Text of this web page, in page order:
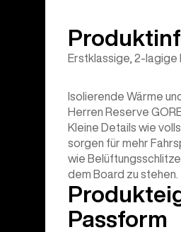
Erstklassige, 2-lagige
Isolierende Wärme
Herren Reserve
Kleine Details wie
sorgen für mehr
wie
dem Board zu stehen.
Passform